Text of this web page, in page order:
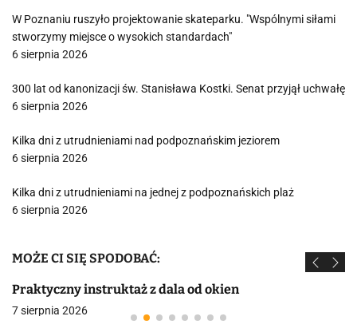
W Poznaniu ruszyło projektowanie skateparku. "Wspólnymi siłami
stworzymy miejsce o wysokich standardach"
6 sierpnia 2026
300 lat od kanonizacji św. Stanisława Kostki. Senat przyjął uchwałę
6 sierpnia 2026
Kilka dni z utrudnieniami nad podpoznańskim jeziorem
6 sierpnia 2026
Kilka dni z utrudnieniami na jednej z podpoznańskich plaż
6 sierpnia 2026
MOŻE CI SIĘ SPODOBAĆ:
Praktyczny instruktaż z dala od okien
7 sierpnia 2026